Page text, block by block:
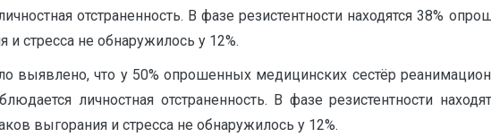
отстраненность. В фазе резистентности находятся 38%
стресса не обнаружилось у 12%.
выявлено, что у 50% опрошенных медицинских сестёр
личностная отстраненность. В фазе резистентности
выгорания и стресса не обнаружилось у 12%.